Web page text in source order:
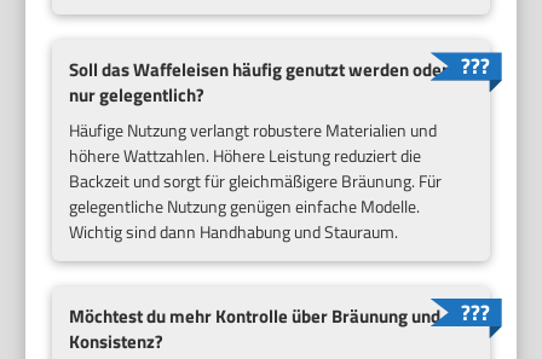
Soll das Waffeleisen häufig genutzt werden oder
nur gelegentlich?
Häufige Nutzung verlangt robustere Materialien und
höhere Wattzahlen. Höhere Leistung reduziert die
Backzeit und sorgt für gleichmäßigere Bräunung. Für
gelegentliche Nutzung genügen einfache Modelle.
Wichtig sind dann Handhabung und Stauraum.
Möchtest du mehr Kontrolle über Bräunung und
Konsistenz?